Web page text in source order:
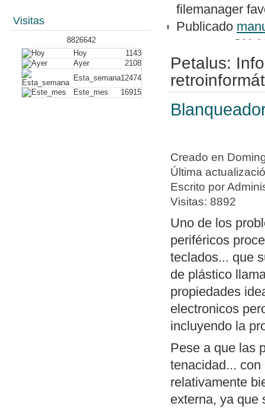
Visitas
8826642
Hoy
1143
Ayer
2108
Esta_semana12474
Este_mes
16915
filemanager
Publicado
un epson QX-
Nuevo
plus). Con
vídeo
hack alguno.
a un PC
Nueva política
de periféricos
Publicado
dos archivos
diferencias y
con un editor
Publicado
columnas
con todos los
porción de
MSX). Permite
switch.com.
Conversor de
código
Petalus:
Creado en
Última
Escrito por
Visitas: 8892
Uno de los
periféricos
teclados... que
de plástico
propiedades
electronicos
incluyendo la
Pese a que las
tenacidad...
relativamente
externa, ya que